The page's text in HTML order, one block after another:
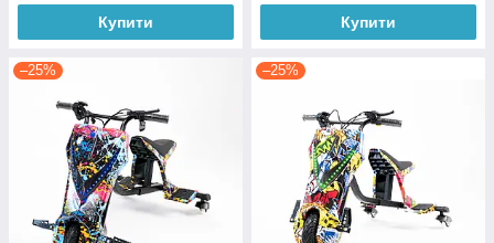
Купити Купити
–25% –25%